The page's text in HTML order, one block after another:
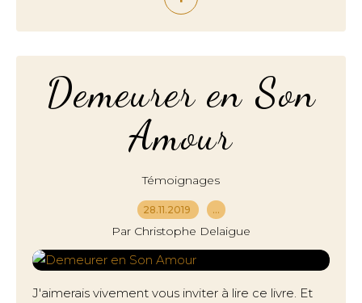
Demeurer en Son
Amour
Témoignages
28.11.2019 …
Par Christophe Delaigue
J'aimerais vivement vous inviter à lire ce livre. Et